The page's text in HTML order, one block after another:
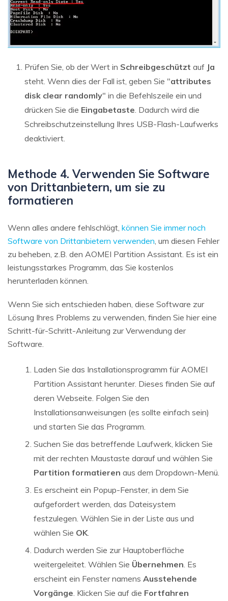
Prüfen Sie, ob der Wert in Schreibgeschützt auf Ja
steht. Wenn dies der Fall ist, geben Sie "attributes
disk clear randomly" in die Befehlszeile ein und
drücken Sie die Eingabetaste. Dadurch wird die
Schreibschutzeinstellung Ihres USB-Flash-Laufwerks
deaktiviert.
Methode 4. Verwenden Sie Software
von Drittanbietern, um sie zu
formatieren
Wenn alles andere fehlschlägt, können Sie immer noch
Software von Drittanbietern verwenden , um diesen Fehler
zu beheben, z.B. den AOMEI Partition Assistant. Es ist ein
leistungsstarkes Programm, das Sie kostenlos
herunterladen können.
Wenn Sie sich entschieden haben, diese Software zur
Lösung Ihres Problems zu verwenden, finden Sie hier eine
Schritt-für-Schritt-Anleitung zur Verwendung der
Software.
Laden Sie das Installationsprogramm für AOMEI
Partition Assistant herunter. Dieses finden Sie auf
deren Webseite. Folgen Sie den
Installationsanweisungen (es sollte einfach sein)
und starten Sie das Programm.
Suchen Sie das betreffende Laufwerk, klicken Sie
mit der rechten Maustaste darauf und wählen Sie
Partition formatieren aus dem Dropdown-Menü.
Es erscheint ein Popup-Fenster, in dem Sie
aufgefordert werden, das Dateisystem
festzulegen. Wählen Sie in der Liste aus und
wählen Sie OK.
Dadurch werden Sie zur Hauptoberfläche
weitergeleitet. Wählen Sie Übernehmen . Es
erscheint ein Fenster namens Ausstehende
Vorgänge . Klicken Sie auf die Fortfahren